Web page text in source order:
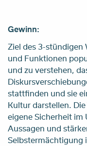
Gewinn:
Ziel des 3-stündigen
und Funktionen
und zu verstehen,
stattfinden und sie
Kultur darstellen.
eigene Sicherheit
Aussagen und
Selbstermächtigung